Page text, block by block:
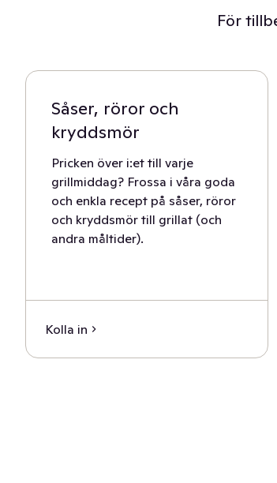
För
Såser, röror och
kryddsmör
Pricken över i:et till varje
grillmiddag? Frossa i våra goda
och enkla recept på såser, röror
och kryddsmör till grillat (och
andra måltider).
Kolla in